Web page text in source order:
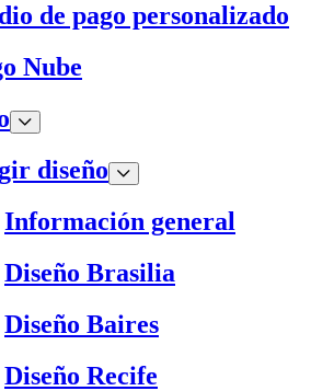
de pago personalizado
Nube
diseño
Información general
Diseño Brasilia
Diseño Baires
Diseño Recife